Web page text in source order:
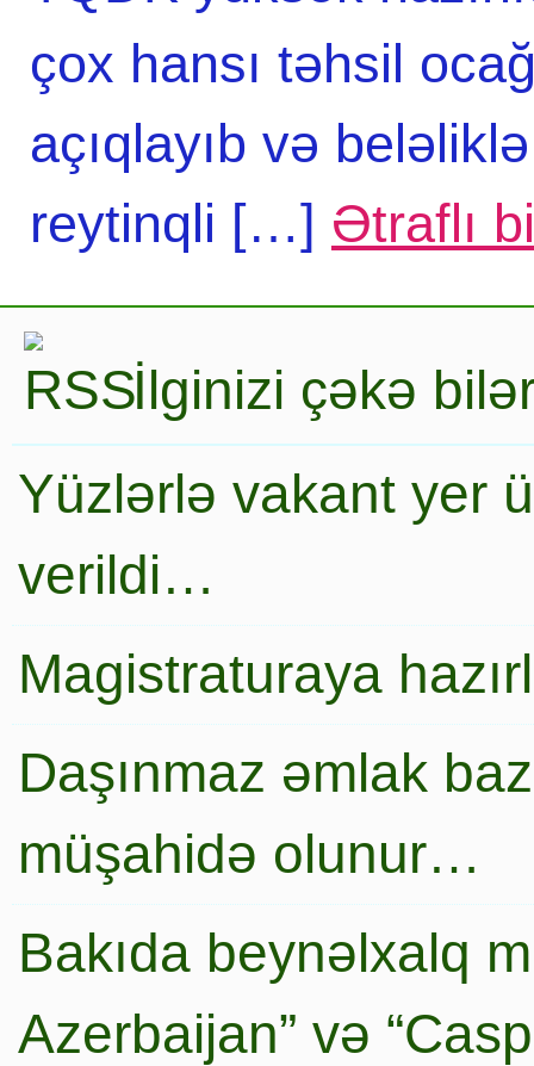
çox hansı təhsil
açıqlayıb və
reytinqli […] Ətraflı
İlginizi çəkə
Yüzlərlə vakant yer
verildi…
Magistraturaya
Daşınmaz əmlak
müşahidə olunur…
Bakıda beynəlxalq
Azerbaijan” və